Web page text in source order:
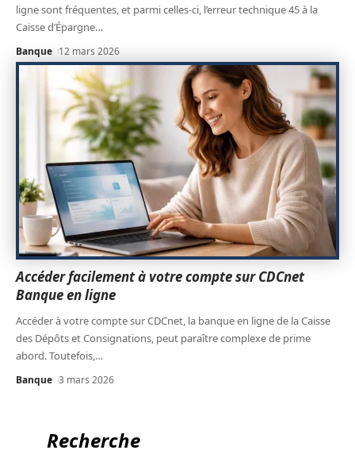
ligne sont fréquentes, et parmi celles-ci, l’erreur technique 45 à la
Caisse d’Épargne…
Banque 12 mars 2026
Accéder facilement à votre compte sur CDCnet
Banque en ligne
Accéder à votre compte sur CDCnet, la banque en ligne de la Caisse
des Dépôts et Consignations, peut paraître complexe de prime
abord. Toutefois, …
Banque 3 mars 2026
Recherche